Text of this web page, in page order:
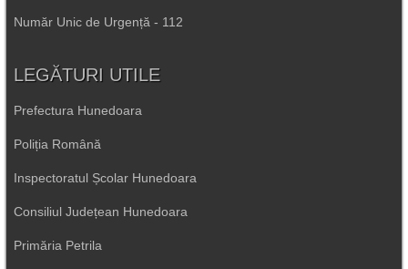
Număr Unic de Urgență - 112
LEGĂTURI UTILE
Prefectura Hunedoara
Poliția Română
Inspectoratul Școlar Hunedoara
Consiliul Județean Hunedoara
Primăria Petrila